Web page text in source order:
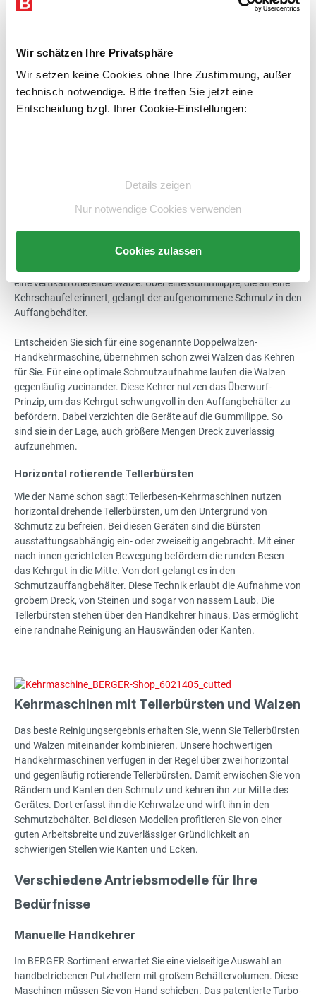
Wir schätzen Ihre Privatsphäre
Wir setzen keine Cookies ohne Ihre Zustimmung, außer
technisch notwendige. Bitte treffen Sie jetzt eine
Entscheidung bzgl. Ihrer Cookie-Einstellungen:
Details zeigen
Nur notwendige Cookies verwenden
Cookies zulassen
komfortabel gestaltet sich die Reinigung, verwenden Sie eine
Akku-Kehrmaschine.
Was ist bei einer Akku Kehrmaschine zu beachten?
Akku Kehrmaschinen sind mittlerweile sogar
feuchtigkeitsresistent, so dass damit auch feuchtes Laub im
Herbst aufgenommen werden kann. Auch schwerer, nasser
umfangreicher das Kehrgut allerdings ist, desto mehr
vollständig ausreicht. Auch sind Akku Kehrmaschinen in der Regel
Vertikal oder horizontal rotierend – die Unterschiede
Sehr einfache Modelle dieser Handkehrer verfügen lediglich über
eine vertikal rotierende Walze. Über eine Gummilippe, die an eine
Kehrschaufel erinnert, gelangt der aufgenommene Schmutz in den
Auffangbehälter.
Entscheiden Sie sich für eine sogenannte Doppelwalzen-
Handkehrmaschine, übernehmen schon zwei Walzen das Kehren
für Sie. Für eine optimale Schmutzaufnahme laufen die Walzen
gegenläufig zueinander. Diese Kehrer nutzen das Überwurf-
Prinzip, um das Kehrgut schwungvoll in den Auffangbehälter zu
befördern. Dabei verzichten die Geräte auf die Gummilippe. So
sind sie in der Lage, auch größere Mengen Dreck zuverlässig
aufzunehmen.
Horizontal rotierende Tellerbürsten
Wie der Name schon sagt: Tellerbesen-Kehrmaschinen nutzen
horizontal drehende Tellerbürsten, um den Untergrund von
Schmutz zu befreien. Bei diesen Geräten sind die Bürsten
ausstattungsabhängig ein- oder zweiseitig angebracht. Mit einer
nach innen gerichteten Bewegung befördern die runden Besen
das Kehrgut in die Mitte. Von dort gelangt es in den
Schmutzauffangbehälter. Diese Technik erlaubt die Aufnahme von
grobem Dreck, von Steinen und sogar von nassem Laub. Die
Tellerbürsten stehen über den Handkehrer hinaus. Das ermöglicht
eine randnahe Reinigung an Hauswänden oder Kanten.
Kehrmaschinen mit Tellerbürsten und Walzen
Das beste Reinigungsergebnis erhalten Sie, wenn Sie Tellerbürsten
und Walzen miteinander kombinieren. Unsere hochwertigen
Handkehrmaschinen verfügen in der Regel über zwei horizontal
und gegenläufig rotierende Tellerbürsten. Damit erwischen Sie von
Rändern und Kanten den Schmutz und kehren ihn zur Mitte des
Gerätes. Dort erfasst ihn die Kehrwalze und wirft ihn in den
Schmutzbehälter. Bei diesen Modellen profitieren Sie von einer
guten Arbeitsbreite und zuverlässiger Gründlichkeit an
schwierigen Stellen wie Kanten und Ecken.
Verschiedene Antriebsmodelle für Ihre
Bedürfnisse
Manuelle Handkehrer
Im BERGER Sortiment erwartet Sie eine vielseitige Auswahl an
handbetriebenen Putzhelfern mit großem Behältervolumen. Diese
Maschinen müssen Sie von Hand schieben. Das patentierte Turbo-